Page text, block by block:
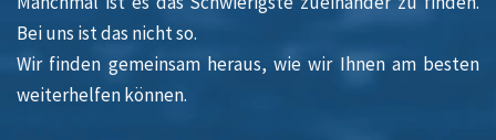
Bei uns ist das nicht so.
Wir finden gemeinsam heraus, wie wir Ihnen am besten
weiterhelfen können.